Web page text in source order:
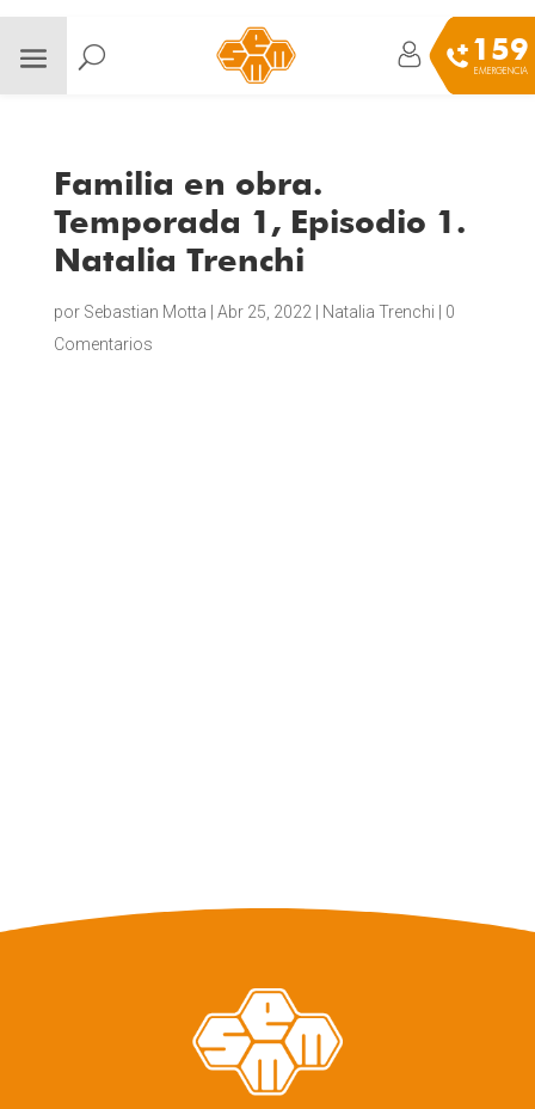
159
EMERGENCIA
Familia en obra.
Temporada 1, Episodio 1.
Natalia Trenchi
por Sebastian Motta Abr 25, 2022 Natalia Trenchi
0
Comentarios